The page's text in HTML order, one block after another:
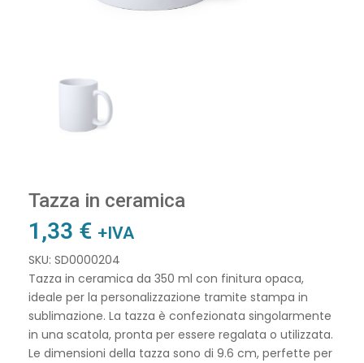
Tazza in ceramica
1,33 € +IVA
SKU: SD0000204
Tazza in ceramica da 350 ml con finitura opaca,
ideale per la personalizzazione tramite stampa in
sublimazione. La tazza è confezionata singolarmente
in una scatola, pronta per essere regalata o utilizzata.
Le dimensioni della tazza sono di 9.6 cm, perfette per